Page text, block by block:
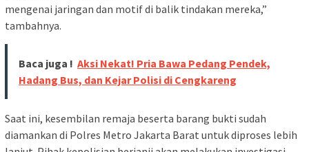
mengenai jaringan dan motif di balik tindakan mereka,”
tambahnya.
Baca juga ! Aksi Nekat! Pria Bawa Pedang Pendek,
Hadang Bus, dan Kejar Polisi di Cengkareng
Saat ini, kesembilan remaja beserta barang bukti sudah
diamankan di Polres Metro Jakarta Barat untuk diproses lebih